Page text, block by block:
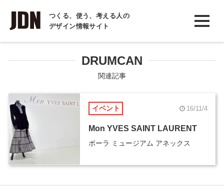
つくる、使う、考える人の
デザイン情報サイト
INTERVIEW
インタビュー
COLUMN
DRUMCAN
関連記事
イベント 16/11/4
Mon YVES SAINT LAURENT
ポーラ ミュージアム アネックス